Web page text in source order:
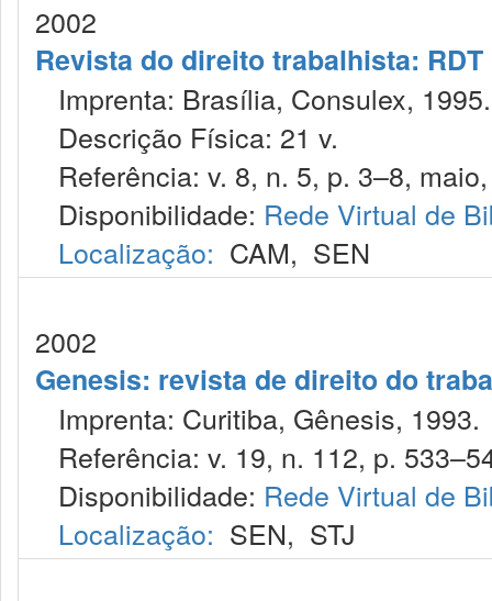
2002
Revista do direito trabalhista: RDT
Imprenta: Brasília, Consulex, 1995.
Descrição Física: 21 v.
Referência: v. 8, n. 5, p. 3–8,
Disponibilidade: Rede Virtual de
Localização: CAM, SEN
2002
Genesis: revista de direito do
Imprenta: Curitiba, Gênesis, 1993.
Referência: v. 19, n. 112, p.
Disponibilidade: Rede Virtual de
Localização: SEN, STJ